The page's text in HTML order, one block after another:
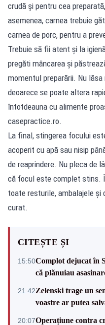
crudă și pentru cea
asemenea, carnea trebuie
carnea de porc, pentru a
Trebuie să fii atent și la
pregăti mâncarea și
momentul preparării. Nu
deoarece se poate altera
întotdeauna cu alimente
casepractice.ro.
La final, stingerea focului
acoperit cu apă sau nisip
de reaprindere. Nu pleca de
că focul este complet stins.
toate resturile, ambalajele și
curat.
CITEȘTE ȘI
15:50Complot dejucat în
că plănuiau
21:42Zelenski trage un
voastre ar putea
20:07Operațiune contra